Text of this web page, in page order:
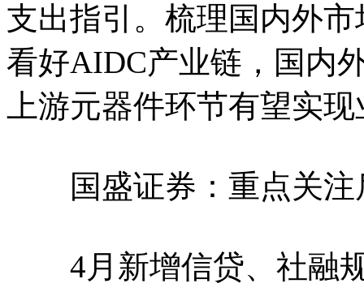
支出指引。梳理国内外
看好AIDC产业链，国内
上游元器件环节有望实
国盛证券：重点关注
4月新增信贷、社融规